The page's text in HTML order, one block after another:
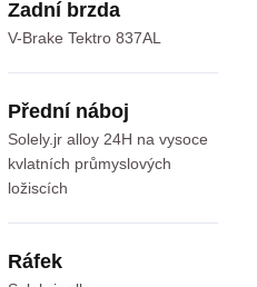
Zadní brzda
V-Brake Tektro 837AL
Přední náboj
Solely.jr alloy 24H na vysoce
kvlatních průmyslových
ložiscích
Ráfek